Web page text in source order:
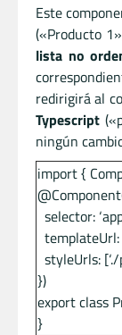
Este
(«Producto
lista no
redirigirá al
Typescript
ningún
import {
selector:
templateUrl:
styleUrls:
})
export class
}